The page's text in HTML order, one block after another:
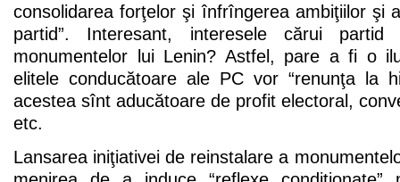
consolidarea forţelor şi înfrîngerea ambiţiilor şi
partid”. Interesant, interesele cărui partid
monumentelor lui Lenin? Astfel, pare a fi o
elitele conducătoare ale PC vor “renunţa la
acestea sînt aducătoare de profit electoral,
etc.
Lansarea iniţiativei de reinstalare a